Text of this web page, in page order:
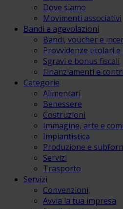
Dove siamo
Movimenti associativi
Bandi e agevolazioni
Bandi, voucher e
Provvidenze titolari
Sgravi e bonus fiscali
Finanziamenti e
Categorie
Alimentari
Benessere
Costruzioni
Immagine, arte e
Impiantistica
Produzione e
Servizi
Trasporto
Servizi
Convenzioni
Avvia la tua impresa